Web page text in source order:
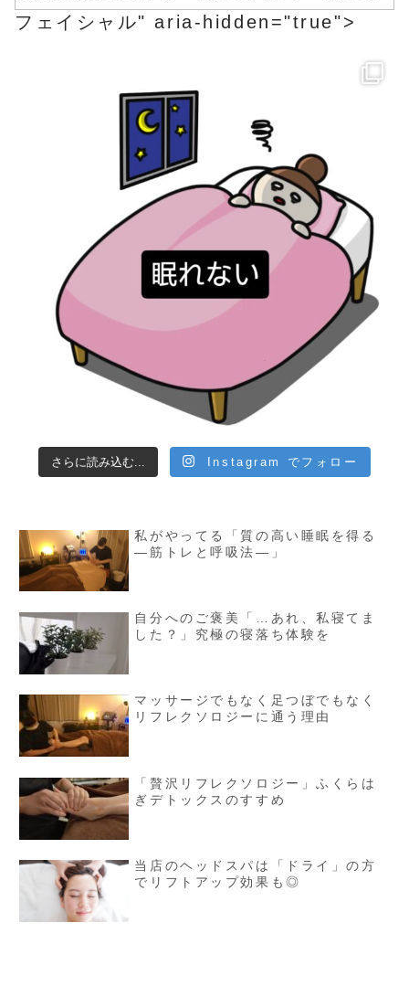
フェイシャル" aria-hidden="true">
さらに読み込む... Instagram でフォロー
私がやってる「質の高い睡眠を得る
—筋トレと呼吸法—」
自分へのご褒美「…あれ、私寝てま
した？」究極の寝落ち体験を
マッサージでもなく足つぼでもなく
リフレクソロジーに通う理由
「贅沢リフレクソロジー」ふくらは
ぎデトックスのすすめ
当店のヘッドスパは「ドライ」の方
でリフトアップ効果も◎